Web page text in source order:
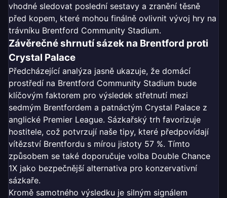
vhodné sledovat poslední sestavy a zranění těsně
před kopem, které mohou finálně ovlivnit vývoj hry na
trávníku Brentford Community Stadium.
Závěrečné shrnutí sázek na Brentford proti
Crystal Palace
Předcházející analýza jasně ukazuje, že domácí
prostředí na Brentford Community Stadium bude
klíčovým faktorem pro výsledek střetnutí mezi
sedmým Brentfordem a patnáctým Crystal Palace z
anglické Premier League. Sázkařský trh favorizuje
hostitele, což potvrzují naše tipy, které předpovídají
vítězství Brentfordu s mírou jistoty 57 %. Tímto
způsobem se také doporučuje volba Double Chance
1X jako bezpečnější alternativa pro konzervativní
sázkaře.
Kromě samotného výsledku je silným signálem